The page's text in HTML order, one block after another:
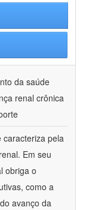
da saúde
renal crônica
caracteriza pela
Em seu
obriga o
como a
avanço da